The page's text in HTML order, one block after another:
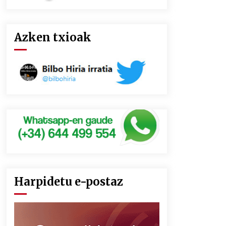
Azken txioak
Harpidetu e-postaz